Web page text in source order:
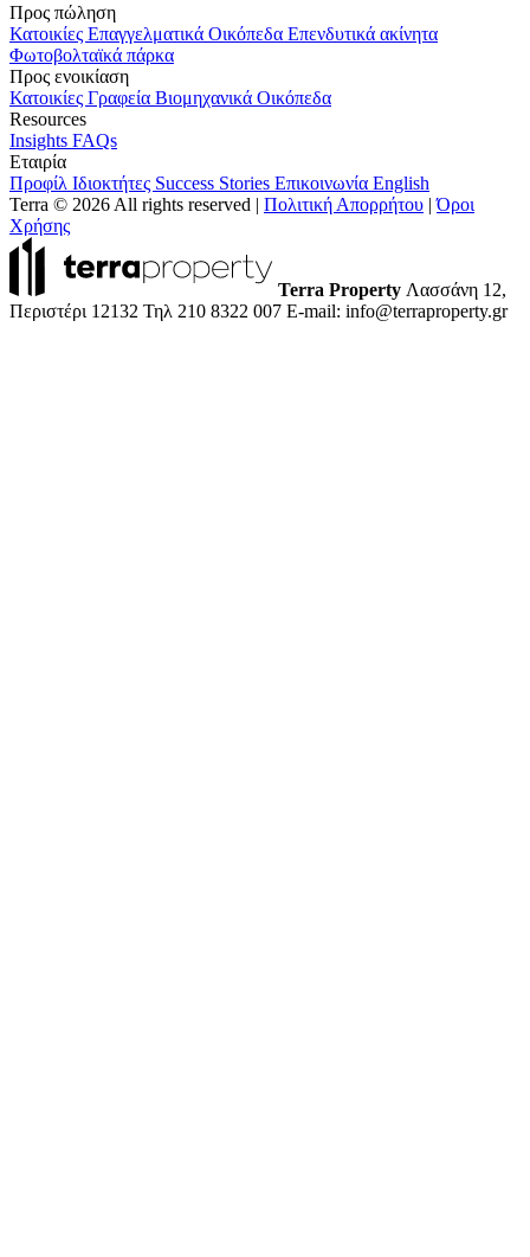
Προς πώληση
Κατοικίες Επαγγελματικά Οικόπεδα Επενδυτικά ακίνητα
Φωτοβολταϊκά πάρκα
Προς ενοικίαση
Κατοικίες Γραφεία Βιομηχανικά Οικόπεδα
Resources
Insights FAQs
Εταιρία
Προφίλ Ιδιοκτήτες Success Stories Επικοινωνία English
Terra © 2026 All rights reserved | Πολιτική Απορρήτου |Όροι
Χρήσης
Terra Property Λασσάνη 12,
Περιστέρι 12132 Τηλ 210 8322 007 E-mail: info@terraproperty.gr